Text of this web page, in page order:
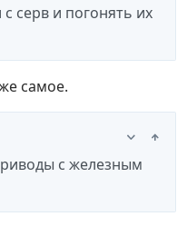
серв и погонять их
самое.
с железным